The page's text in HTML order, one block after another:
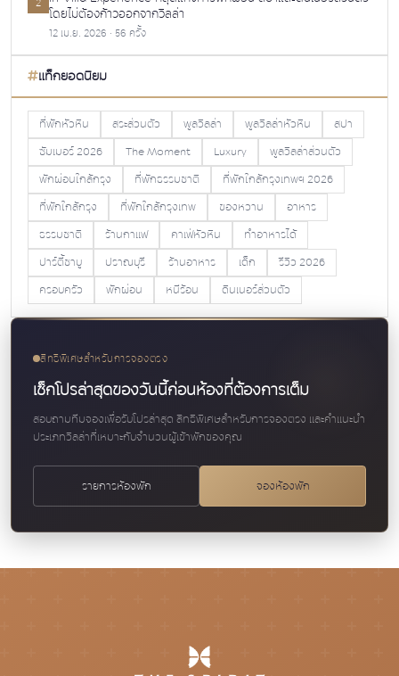
โดยไม่ต้องก้าวออกจากวิลล่า
12 เม.ย. 2026 · 56 ครั้ง
แท็กยอดนิยม
ที่พักหัวหิน สระส่วนตัว พูลวิลล่า พูลวิลล่าหัวหิน
สปา
ซัมเมอร์ 2026
The Moment Luxury
พูลวิลล่าส่วนตัว
พักผ่อนใกล้กรุง
ที่พักธรรมชาติ
ที่พักใกล้กรุงเทพฯ 2026
ที่พักใกล้กรุง
ที่พักใกล้กรุงเทพ ของหวาน
อาหาร
ธรรมชาติ
ร้านกาแฟ คาเฟ่หัวหิน
ทำอาหารได้
ปาร์ตี้ชาบู
ปราณบุรี ร้านอาหาร เด็ก
รีวิว 2026
ครอบครัว
พักผ่อน หนีร้อน ดินเนอร์ส่วนตัว
สิทธิพิเศษสำหรับการจองตรง
เช็กโปรล่าสุดของวันนี้ก่อนห้องที่ต้องการเต็ม
สอบถามทีมจองเพื่อรับโปรล่าสุด สิทธิพิเศษสำหรับการจองตรง และคำแนะนำ
ประเภทวิลล่าที่เหมาะกับจำนวนผู้เข้าพักของคุณ
รายการห้องพัก จองห้องพัก